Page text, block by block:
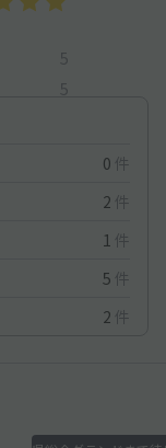
5
5
0 件
2 件
1 件
5 件
2 件